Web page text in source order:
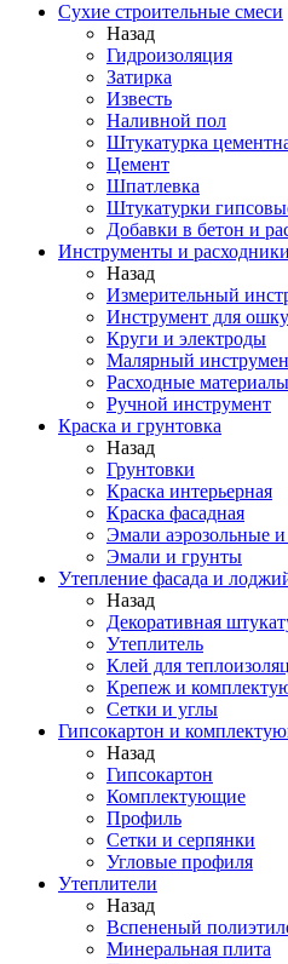
Сухие строительные смеси
Назад
Гидроизоляция
Затирка
Известь
Наливной пол
Штукатурка
Цемент
Шпатлевка
Штукатурки
Добавки в бетон и
Инструменты и расходники
Назад
Измерительный
Инструмент для
Круги и электроды
Малярный
Расходные материалы
Ручной инструмент
Краска и грунтовка
Назад
Грунтовки
Краска интерьерная
Краска фасадная
Эмали аэрозольные
Эмали и грунты
Утепление фасада и
Назад
Декоративная
Утеплитель
Клей для
Крепеж и
Сетки и углы
Гипсокартон и
Назад
Гипсокартон
Комплектующие
Профиль
Сетки и серпянки
Угловые профиля
Утеплители
Назад
Вспененый
Минеральная плита